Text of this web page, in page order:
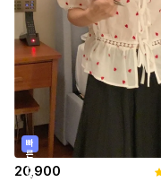
빠
른
출
발
20,900